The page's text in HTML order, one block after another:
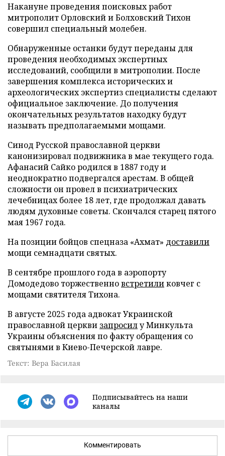
Накануне проведения поисковых работ
митрополит Орловский и Болховский Тихон
совершил специальный молебен.
Обнаруженные останки будут переданы для
проведения необходимых экспертных
исследований, сообщили в митрополии. После
завершения комплекса исторических и
археологических экспертиз специалисты сделают
официальное заключение. До получения
окончательных результатов находку будут
называть предполагаемыми мощами.
Синод Русской православной церкви
канонизировал подвижника в мае текущего года.
Афанасий Сайко родился в 1887 году и
неоднократно подвергался арестам. В общей
сложности он провел в психиатрических
лечебницах более 18 лет, где продолжал давать
людям духовные советы. Скончался старец пятого
мая 1967 года.
На позиции бойцов спецназа «Ахмат» доставили
мощи семнадцати святых.
В сентябре прошлого года в аэропорту
Домодедово торжественновстретиликовчег с
мощами святителя Тихона.
В августе 2025 года адвокат Украинской
православной церкви запросилу Минкульта
Украины объяснения по факту обращения со
святынями в Киево-Печерской лавре.
Текст: Вера Басилая
Подписывайтесь на наши
каналы
Комментировать